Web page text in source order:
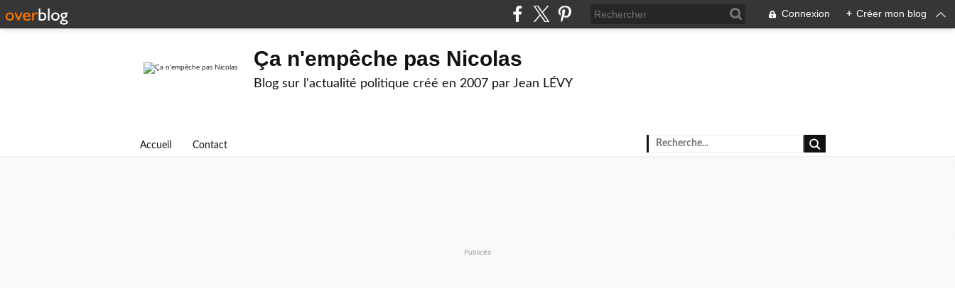
Connexion + Créer mon blog
Ça n'empêche pas Nicolas
Blog sur l'actualité politique créé en 2007 par Jean LÉVY
Accueil Contact
Publicité